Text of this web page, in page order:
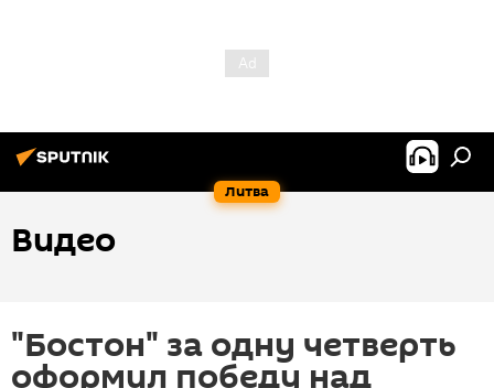
Литва
Видео
"Бостон" за одну четверть
оформил победу над